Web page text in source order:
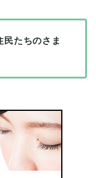
たちのさま